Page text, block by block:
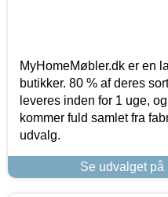
MyHomeMøbler.dk er en
butikker. 80 % af deres
leveres inden for 1 uge,
kommer fuld samlet fra
udvalg.
Se udvalget på